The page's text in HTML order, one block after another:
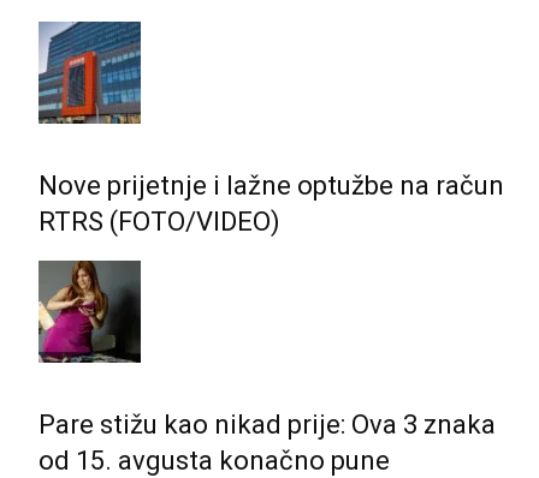
Nove prijetnje i lažne optužbe na račun
RTRS (FOTO/VIDEO)
Pare stižu kao nikad prije: Ova 3 znaka
od 15. avgusta konačno pune